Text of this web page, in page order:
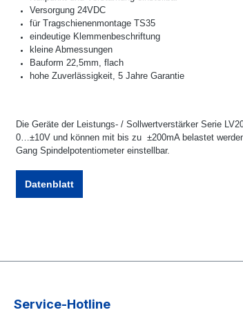
Versorgung 24VDC
für Tragschienenmontage TS35
eindeutige Klemmenbeschriftung
kleine Abmessungen
Bauform 22,5mm, flach
hohe Zuverlässigkeit, 5 Jahre Garantie
Die Geräte der Leistungs- / Sollwertverstärker Serie
0…±10V und können mit bis zu ±200mA belastet
Gang Spindelpotentiometer einstellbar.
Datenblatt
Service-Hotline